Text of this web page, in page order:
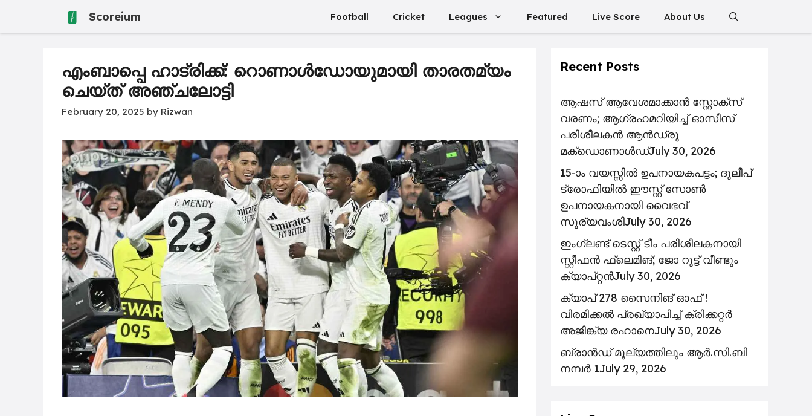
Scoreium Football Cricket Leagues Featured Live Score About Us
എംബാപ്പെ ഹാട്രിക്ക്: റൊണാൾഡോയുമായി താരതമ്യം
ചെയ്ത് അഞ്ചലോട്ടി
February 20, 2025 by Rizwan
Recent Posts
ആഷസ് ആവേശമാക്കാൻ സ്റ്റോക്സ്
വരണം; ആഗ്രഹമറിയിച്ച് ഓസീസ്
പരിശീലകൻ ആൻഡ്രൂ
മക്ഡൊണാൾഡ്July 30, 2026
15-ാം വയസ്സിൽ ഉപനായകപട്ടം; ദുലീപ്
ട്രോഫിയിൽ ഈസ്റ്റ് സോൺ
ഉപനായകനായി വൈഭവ്
സൂര്യവംശിJuly 30, 2026
ഇംഗ്ലണ്ട് ടെസ്റ്റ് ടീം പരിശീലകനായി
സ്റ്റീഫൻ ഫ്ലെമിങ്; ജോ റൂട്ട് വീണ്ടും
ക്യാപ്റ്റൻJuly 30, 2026
ക്യാപ് 278 സൈനിങ് ഓഫ് !
വിരമിക്കൽ പ്രഖ്യാപിച്ച് ക്രിക്കറ്റർ
അജിങ്ക്യ രഹാനെJuly 30, 2026
ബ്രാൻഡ് മൂല്യത്തിലും ആർ.സി.ബി
നമ്പർ 1July 29, 2026